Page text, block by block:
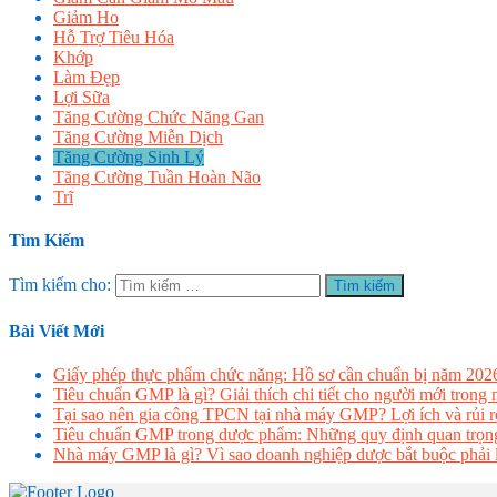
Giảm Ho
Hỗ Trợ Tiêu Hóa
Khớp
Làm Đẹp
Lợi Sữa
Tăng Cường Chức Năng Gan
Tăng Cường Miễn Dịch
Tăng Cường Sinh Lý
Tăng Cường Tuần Hoàn Não
Trĩ
Tìm Kiếm
Tìm kiếm cho:
Bài Viết Mới
Giấy phép thực phẩm chức năng: Hồ sơ cần chuẩn bị năm
Tiêu chuẩn GMP là gì? Giải thích chi tiết cho người mới trong
Tại sao nên gia công TPCN tại nhà máy GMP? Lợi ích và rủi
Tiêu chuẩn GMP trong dược phẩm: Những quy định quan
Nhà máy GMP là gì? Vì sao doanh nghiệp dược bắt buộc phải